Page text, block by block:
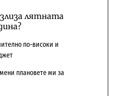
лятната
по-високи и
плановете ми за